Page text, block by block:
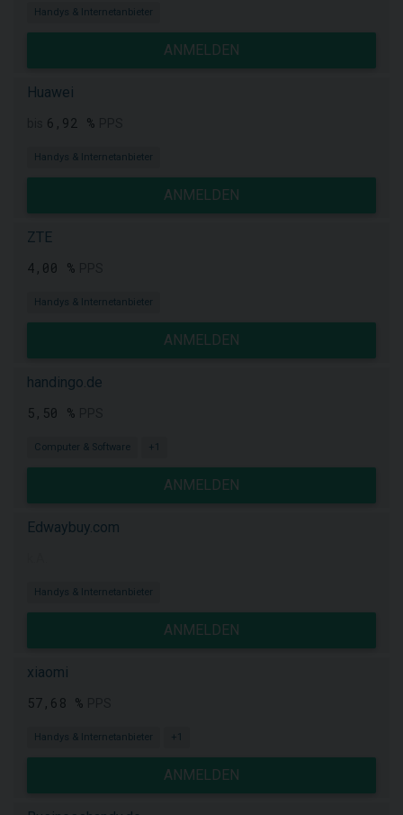
Handys & Internetanbieter
ANMELDEN
Huawei
6,92 %
Handys & Internetanbieter
ANMELDEN
ZTE
4,00 %
Handys & Internetanbieter
ANMELDEN
handingo.de
5,50 %
Computer & Software +1
ANMELDEN
Edwaybuy.com
Handys & Internetanbieter
ANMELDEN
xiaomi
57,68 %
Handys & Internetanbieter +1
ANMELDEN